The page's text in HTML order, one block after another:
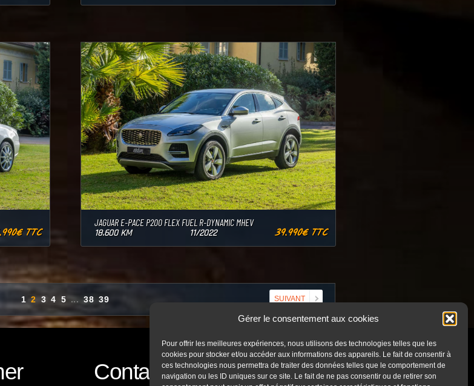
Gérer le consentement aux cookies
Pour offrir les meilleures expériences, nous utilisons des technologies telles que les
cookies pour stocker et/ou accéder aux informations des appareils. Le fait de consentir à
ces technologies nous permettra de traiter des données telles que le comportement de
navigation ou les ID uniques sur ce site. Le fait de ne pas consentir ou de retirer son
TTC
JAGUAR E-PACE P200 FLEX FUEL R-DYNAMIC MHEV
39.990€ TTC
18.600 KM 11/2022
SUIVANT
Contact Horaires